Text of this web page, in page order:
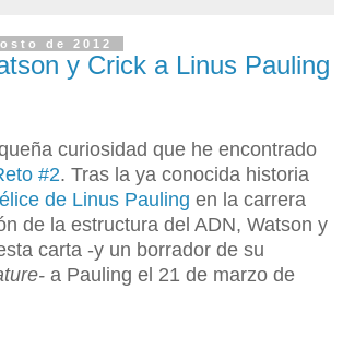
de 2012
y Crick a Linus Pauling
curiosidad que he encontrado
#2. Tras la ya conocida historia
de Linus Pauling en la carrera
de la estructura del ADN, Watson y
carta -y un borrador de su
a Pauling el 21 de marzo de